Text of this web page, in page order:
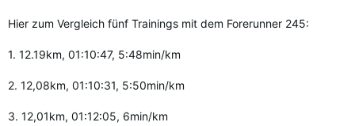
Hier zum Vergleich fünf Trainings mit dem Forerunner 245:
1. 12.19km, 01:10:47, 5:48min/km
2. 12,08km, 01:10:31, 5:50min/km
3. 12,01km, 01:12:05, 6min/km